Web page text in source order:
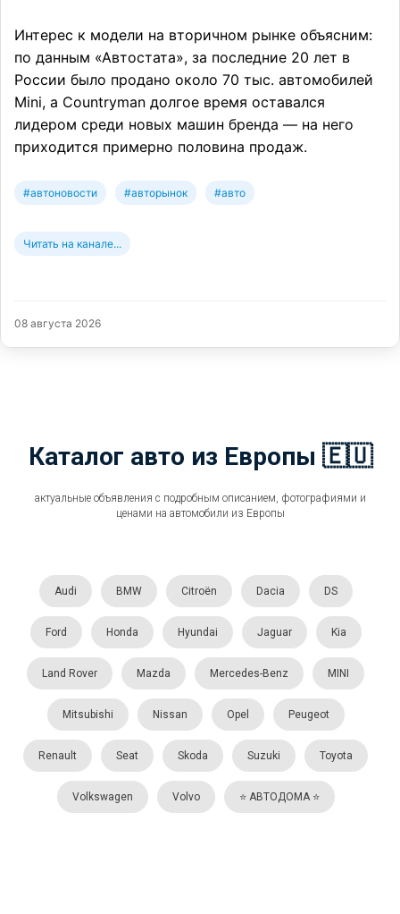
Интерес к модели на вторичном рынке объясним:
по данным «Автостата», за последние 20 лет в
России было продано около 70 тыс. автомобилей
Mini, а Countryman долгое время оставался
лидером среди новых машин бренда — на него
приходится примерно половина продаж.
#автоновости #авторынок #авто
Читать на канале...
08 августа 2026
Каталог авто из Европы 🇪🇺
актуальные объявления с подробным описанием, фотографиями и
ценами на автомобили из Европы
Audi BMW Citroën Dacia DS
Ford Honda Hyundai Jaguar Kia
Land Rover Mazda Mercedes-Benz MINI
Mitsubishi Nissan Opel Peugeot
Renault Seat Skoda Suzuki Toyota
Volkswagen Volvo ⭐️ АВТОДОМА ⭐️